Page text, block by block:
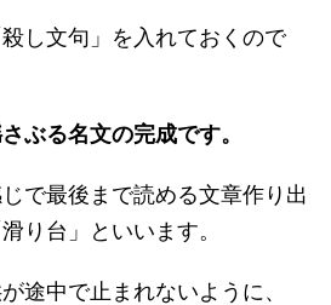
し文句」を入れておくので
ぶる名文の完成です。
で最後まで読める文章作り出
り台」といいます。
途中で止まれないように、